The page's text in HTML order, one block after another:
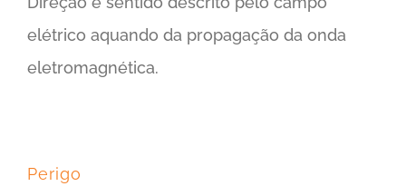
elétrico aquando da propagação da onda
eletromagnética.
Perigo